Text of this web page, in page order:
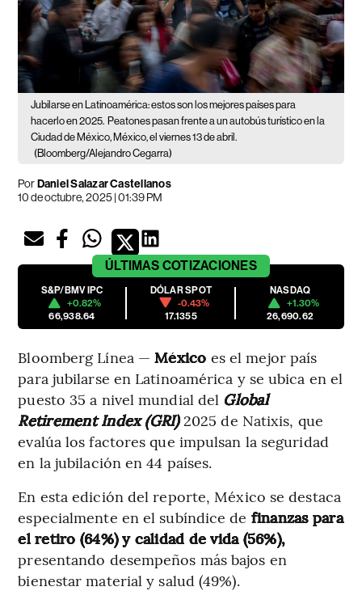
Jubilarse en Latinoamérica: estos son los mejores países para
hacerlo en 2025. Peatones pasan frente a un autobús turístico en la
Ciudad de México, México, el viernes 13 de abril.
(Bloomberg/Alejandro Cegarra)
PorDaniel Salazar Castellanos
10 de octubre, 2025 | 01:39 PM
ÚLTIMAS COTIZACIONES
S&P/BMV IPC
+0.82%
66,938.64
DÓLAR SPOT
-0.43%
17.1355
NASDAQ
+1.30%
26,690.62
Bloomberg Línea —México es el mejor país
para jubilarse en Latinoamérica y se ubica en el
puesto 35 a nivel mundial del Global
Retirement Index (GRI)2025 de Natixis, que
evalúa los factores que impulsan la seguridad
en la jubilación en 44 países.
En esta edición del reporte, México se destaca
especialmente en el subíndice de finanzas para
el retiro (64%) y calidad de vida (56%),
presentando desempeños más bajos en
bienestar material y salud (49%).